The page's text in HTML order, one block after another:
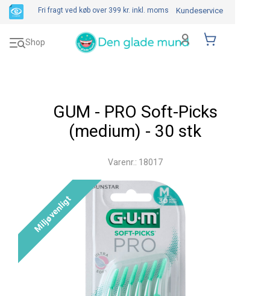
GUM - PRO Soft-Picks
(medium) - 30 stk
Varenr.: 18017
Miljøvenligt
Fri fragt ved køb over 399 kr. inkl. moms Kundeservice
Shop
Toggle
navigation